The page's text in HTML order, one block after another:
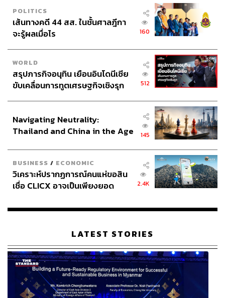
POLITICS
เส้นทางคดี 44 สส. ในชั้นศาลฎีกา
จะรู้ผลเมื่อไร
160
WORLD
สรุปภารกิจอนุทิน เยือนอินโดนีเซีย
ขับเคลื่อนการทูตเศรษฐกิจเชิงรุก
512
Navigating Neutrality:
Thailand and China in the Age
145
BUSINESS / ECONOMIC
วิเคราะห์ปรากฏการณ์คนแห่ขอสิน
เชื่อ CLICX อาจเป็นเพียงยอด
เรือนไทยที่ถูกซุกไว้
2.4K
LATEST STORIES